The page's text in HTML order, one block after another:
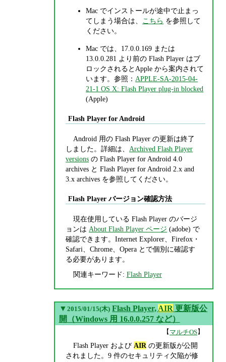
Mac でインストールが途中で止まっ
てしまう場合は、 こちら を参照して
ください。
Mac では、17.0.0.169 または
13.0.0.281 より前の Flash Player はブ
ロックされるとApple から案内されて
います。参照： APPLE-SA-2015-04-
21-1 OS X: Flash Player plug-in blocked
(Apple)
Flash Player for Android
Android 用の Flash Player の更新は終了
しました。詳細は、 Archived Flash Player
versions の Flash Player for Android 4.0
archives と Flash Player for Android 2.x and
3.x archives を参照してください。
Flash Player バージョン確認方法
現在使用している Flash Player のバージ
ョンはAbout Flash Player ページ (adobe) で
確認できます。Internet Explorer、Firefox・
Safari、Chrome、Opera とで個別に確認す
る必要があります。
関連キーワード: Flash Player
▼ 2015/01/15(木) Flash Player, AIR 更新版公
開（Windows 用 16.0.0.257 など）
【マルチOS】
Flash Player および AIR の更新版が公開
されました。9 件のセキュリティ欠陥が修